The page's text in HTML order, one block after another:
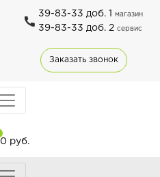
39-83-33 доб. 1 магазин
39-83-33 доб. 2 сервис
Заказать звонок
0 руб.